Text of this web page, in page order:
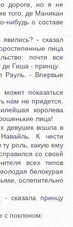
но я не
того, де Маникан
нибудь о составе
- сказал
лица
почти все
Гиша - принцу.
- Впервые
показаться
нам не придется.
королева
лица!
девушек вошла в
К чести
ту роль, какую ему
со своей
всех типов
белокурая
ослепительно
принцу
с поклоном: